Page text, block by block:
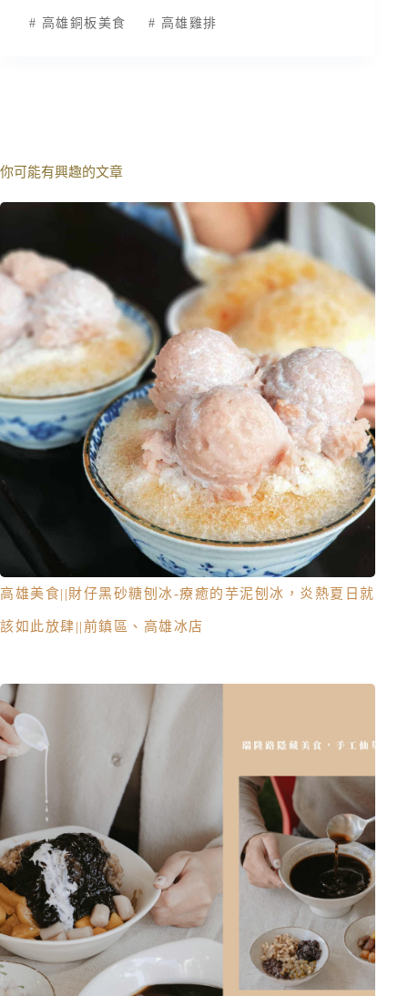
# 高雄銅板美食 # 高雄雞排
你可能有興趣的文章
高雄美食||財仔黑砂糖刨冰-療癒的芋泥刨冰，炎熱夏日就
該如此放肆||前鎮區、高雄冰店